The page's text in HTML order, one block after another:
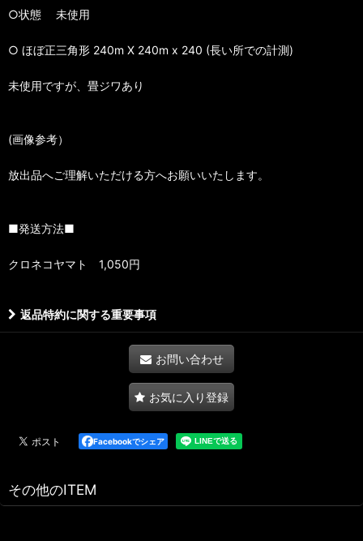
○状態 未使用
○ ほぼ正三角形 240m X 240m x 240 (長い所での計測)
未使用ですが、畳ジワあり
(画像参考）
放出品へご理解いただける方へお願いいたします。
■発送方法■
クロネコヤマト 1,050円
返品特約に関する重要事項
お問い合わせ
お気に入り登録
Facebookでシェア
その他のITEM